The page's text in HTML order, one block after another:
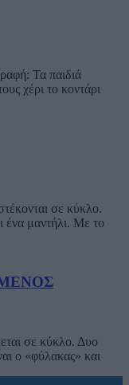
Τα παιδιά
χέρι το κοντάρι
σε κύκλο.
ένα μαντήλι. Με το
σε κύκλο. Δυο
ο «φύλακας» και